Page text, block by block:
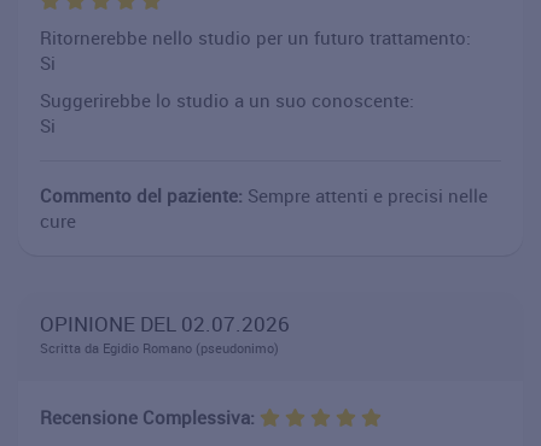
Ritornerebbe nello studio per un futuro trattamento:
Si
Suggerirebbe lo studio a un suo conoscente:
Si
Commento del paziente: Sempre attenti e precisi nelle
cure
OPINIONE DEL 02.07.2026
Scritta da Egidio Romano (pseudonimo)
Recensione Complessiva: